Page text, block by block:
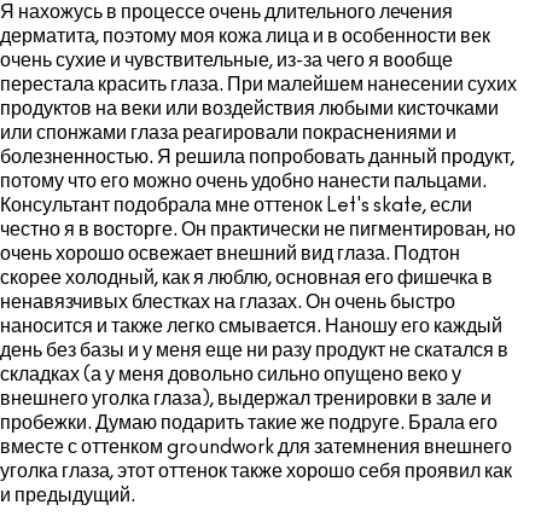
Я нахожусь в процессе очень длительного лечения
дерматита, поэтому моя кожа лица и в особенности век
очень сухие и чувствительные, из-за чего я вообще
перестала красить глаза. При малейшем нанесении сухих
продуктов на веки или воздействия любыми кисточками
или спонжами глаза реагировали покраснениями и
болезненностью. Я решила попробовать данный продукт,
потому что его можно очень удобно нанести пальцами.
Консультант подобрала мне оттенок Let's skate, если
честно я в восторге. Он практически не пигментирован, но
очень хорошо освежает внешний вид глаза. Подтон
скорее холодный, как я люблю, основная его фишечка в
ненавязчивых блестках на глазах. Он очень быстро
наносится и также легко смывается. Наношу его каждый
день без базы и у меня еще ни разу продукт не скатался в
складках (а у меня довольно сильно опущено веко у
внешнего уголка глаза), выдержал тренировки в зале и
пробежки. Думаю подарить такие же подруге. Брала его
вместе с оттенком groundwork для затемнения внешнего
уголка глаза, этот оттенок также хорошо себя проявил как
и предыдущий.